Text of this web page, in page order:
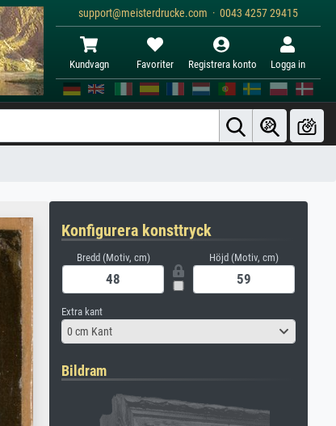
support@meisterdrucke.com · 0043 4257 29415
Kundvagn Favoriter Registrera konto Logga in
Konfigurera konsttryck
Bredd (Motiv, cm) Höjd (Motiv, cm)
Extra kant
0 cm Kant
Bildram